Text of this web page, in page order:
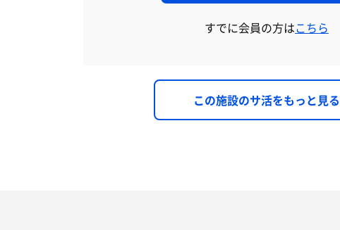
すでに会員の方はこちら
この施設のサ活をもっと見る